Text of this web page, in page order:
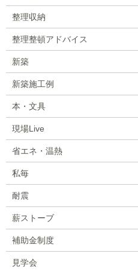
整理収納
整理整頓アドバイス
新築
新築施工例
本・文具
現場Live
省エネ・温熱
私毎
耐震
薪ストーブ
補助金制度
見学会